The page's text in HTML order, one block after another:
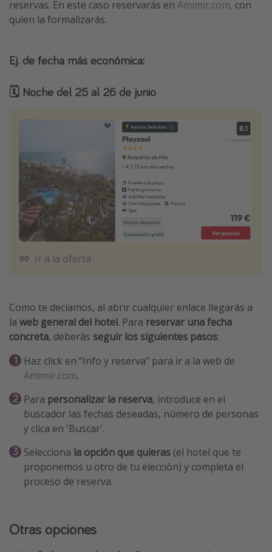
reservas. En este caso reservarás en Amimir.com, con
quien la formalizarás.
Ej. de fecha más económica:
🗓️ Noche del 25 al 26 de junio
Ir a la oferta
Como te decíamos, al abrir cualquier enlace llegarás a
la web general del hotel. Para reservar una fecha
concreta, deberás seguir los siguientes pasos:
Haz click en “Info y reserva” para ir a la web de
Amimir.com.
Para personalizar la reserva, introduce en el
buscador las fechas deseadas, número de personas
y clica en 'Buscar'.
Selecciona la opción que quieras (el hotel que te
proponemos u otro de tu elección) y completa el
proceso de reserva.
Otras opciones